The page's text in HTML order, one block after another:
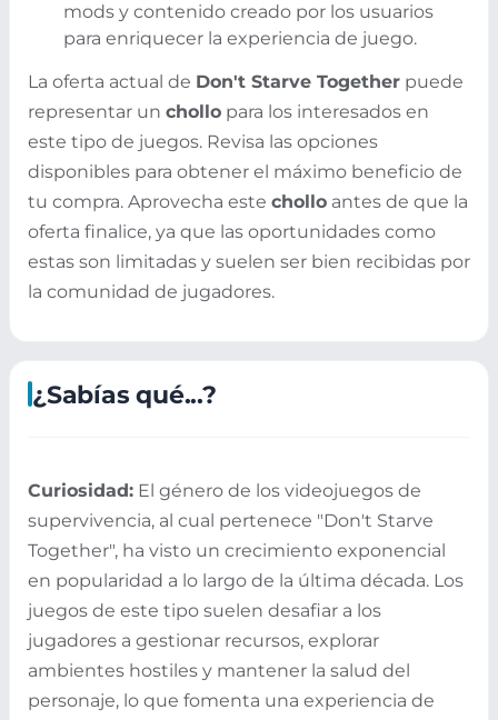
mods y contenido creado por los usuarios
para enriquecer la experiencia de juego.
La oferta actual de Don't Starve Together puede
representar un chollo para los interesados en
este tipo de juegos. Revisa las opciones
disponibles para obtener el máximo beneficio de
tu compra. Aprovecha este chollo antes de que la
oferta finalice, ya que las oportunidades como
estas son limitadas y suelen ser bien recibidas por
la comunidad de jugadores.
¿Sabías qué...?
Curiosidad: El género de los videojuegos de
supervivencia, al cual pertenece "Don't Starve
Together", ha visto un crecimiento exponencial
en popularidad a lo largo de la última década. Los
juegos de este tipo suelen desafiar a los
jugadores a gestionar recursos, explorar
ambientes hostiles y mantener la salud del
personaje, lo que fomenta una experiencia de